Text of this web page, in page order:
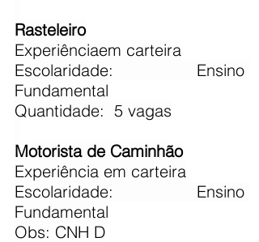
Rasteleiro
​Experiênciaem carteira
Escolaridade: Ensino
Fundamental
Quantidade:  5 vagas
Motorista de Caminhão
​Experiência em carteira
Escolaridade: Ensino
Fundamental
Obs: CNH D